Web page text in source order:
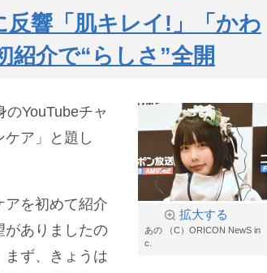
響「肌キレイ!」「かわ
紹介で“らしさ”全開
拡大する
あの （C）ORICON NewS in
c.
YouTubeチャ
ア」と題し
アを初めて紹介
がありましたの
まず、きょうは